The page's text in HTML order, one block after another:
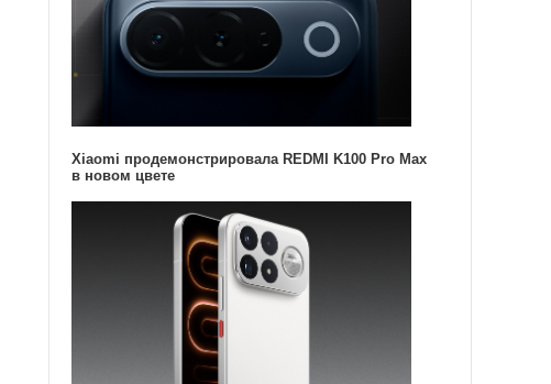
Xiaomi продемонстрировала REDMI K100 Pro Max
в новом цвете